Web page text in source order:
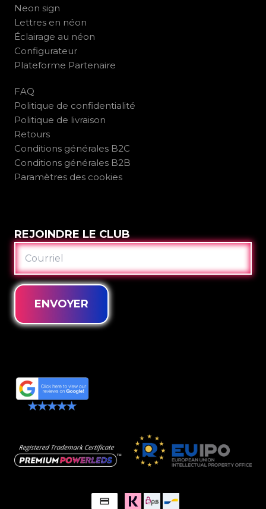
Neon sign
Lettres en néon
Éclairage au néon
Configurateur
Plateforme Partenaire
FAQ
Politique de confidentialité
Politique de livraison
Retours
Conditions générales B2C
Conditions générales B2B
Paramètres des cookies
REJOINDRE LE CLUB
COURRIEL
ENVOYER